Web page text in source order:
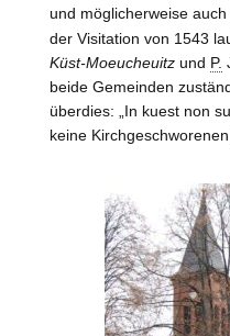
und möglicherweise auch
der Visitation von 1543
Küst-Moeucheuitzund P.
beide Gemeinden
überdies: „In kuest non
keine